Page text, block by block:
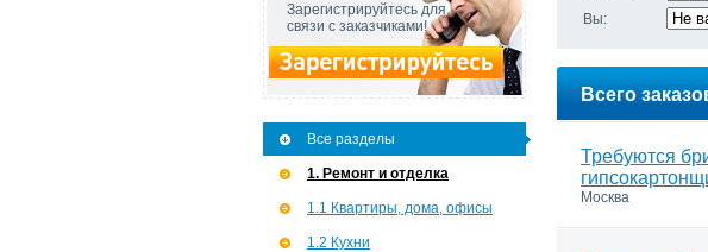
Зарегистрируйтесь для
связи с заказчиками!
Все разделы
1. Ремонт и отделка
1.1 Квартиры, дома, офисы
1.2 Кухни
Вы:
Всего
Требуются
Москва